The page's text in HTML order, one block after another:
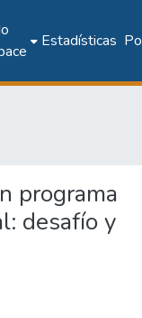
Estadísticas
programa
desafío y